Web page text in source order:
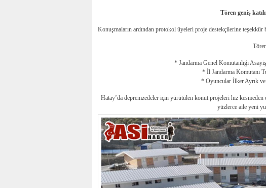
Tören geniş
Konuşmaların ardından protokol üyeleri proje destekçilerine
* Jandarma Genel Komutanlığı
* İl Jandarma Komutanı
* Oyuncular İlker Ayrık
Hatay’da depremzedeler için yürütülen konut projeleri hız
yüzlerce aile yeni